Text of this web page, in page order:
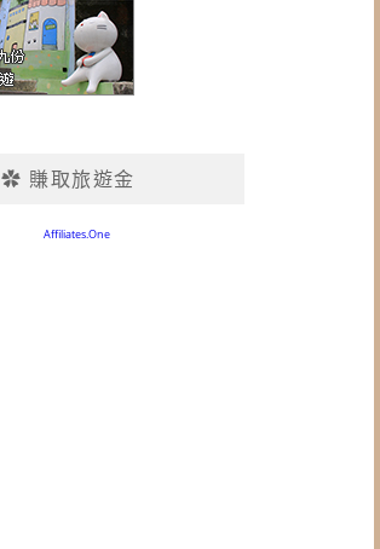
✿ 賺取旅遊金